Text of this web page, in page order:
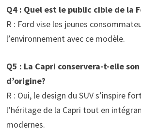
Q4 : Quel est le public cible de la
R : Ford vise les jeunes
l’environnement avec ce modèle.
Q5 : La Capri conservera-t-elle
d’origine?
R : Oui, le design du SUV s’inspire
l’héritage de la Capri tout en
modernes.